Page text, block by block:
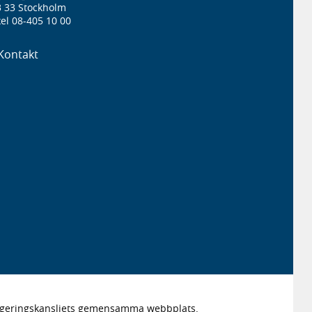
33 Stockholm
08-405 10 00
gemensamma webbplats.